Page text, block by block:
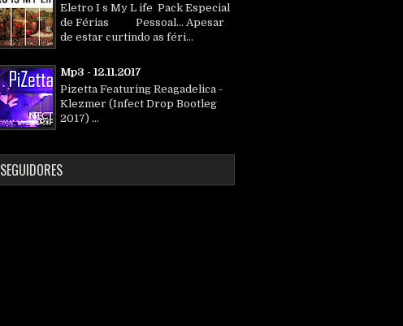
Eletro I s My L ife Pack Especial
de Férias Pessoal... Apesar
de estar curtindo as féri...
Mp3 - 12.11.2017
Pizetta Featuring Reagadelica -
Klezmer (Infect Drop Bootleg
2017) ...
SEGUIDORES